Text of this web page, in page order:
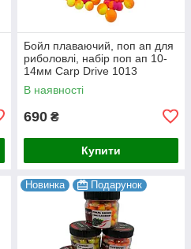
Бойл плаваючий, поп ап для
риболовлі, набір поп ап 10-
14мм Carp Drive 1013
В наявності
690 ₴
Купити
Новинка Подарунок